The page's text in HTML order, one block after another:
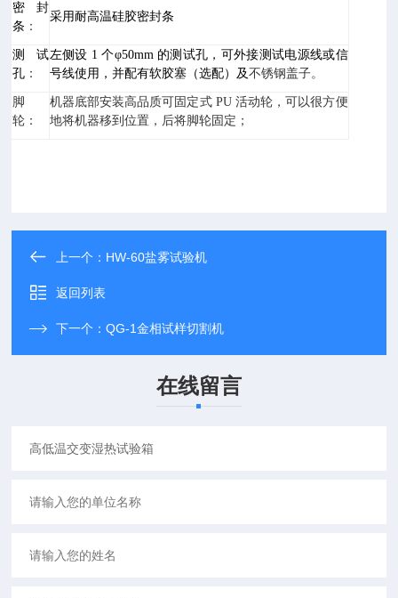
密封
条 ：
采用耐高温硅胶密封条
测试
孔：
左侧设 1 个φ50mm 的测试孔，可外接测试电源线或信
号线使用，并配有软胶塞（选配）及不锈钢盖子。
脚
轮：
机器底部安装高品质可固定式 PU 活动轮，可以很方便
地将机器移到位置，后将脚轮固定；
上一个： HW-60盐雾试验机
返回列表
下一个：QG-1金相试样切割机
在线留言